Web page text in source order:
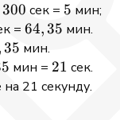
300 сек = 5
5 мин;
= 64,35
64,35 мин.
35 мин.
мин = 21
21 сек.
21 секунду.